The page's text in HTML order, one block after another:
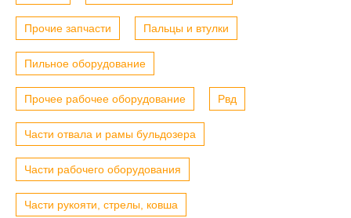
Прочие запчасти Пальцы и втулки
Пильное оборудование
Прочее рабочее оборудование Рвд
Части отвала и рамы бульдозера
Части рабочего оборудования
Части рукояти, стрелы, ковша